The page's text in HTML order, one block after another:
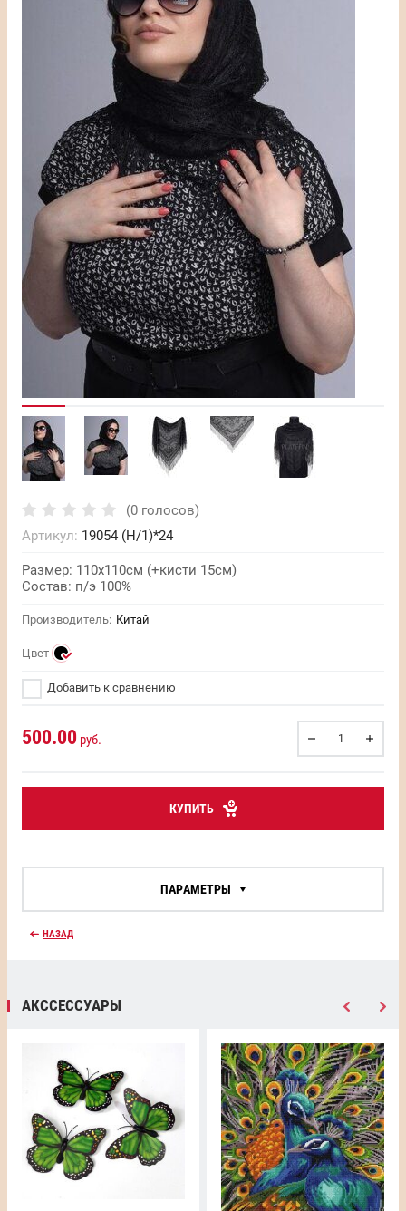
(0 голосов)
Артикул: 19054 (Н/1)*24
Размер: 110х110см (+кисти 15см)
Состав: п/э 100%
Производитель: Китай
Цвет
Добавить к сравнению
500.00 руб.
КУПИТЬ
ПАРАМЕТРЫ
НАЗАД
АКССЕССУАРЫ